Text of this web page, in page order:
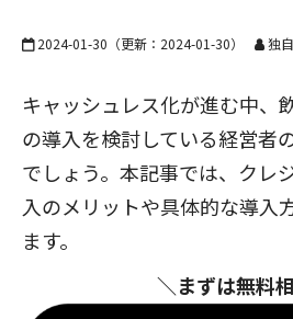
2024-01-30 （更新： 2024-01-30） 独
キャッシュレス化が進む中、
の導入を検討している経営者
でしょう。本記事では、クレ
入のメリットや具体的な導入
ます。
＼まずは無料